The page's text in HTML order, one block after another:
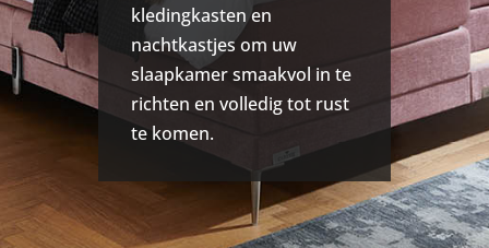
kledingkasten en
nachtkastjes om uw
slaapkamer smaakvol in te
richten en volledig tot rust
te komen.